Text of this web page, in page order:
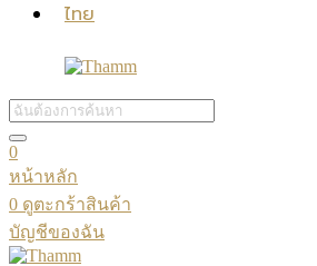
ไทย
0
หน้าหลัก
0 ดูตะกร้าสินค้า
บัญชีของฉัน